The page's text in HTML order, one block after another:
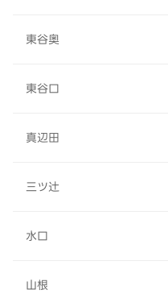
東谷奥
東谷口
真辺田
三ツ辻
水口
山根